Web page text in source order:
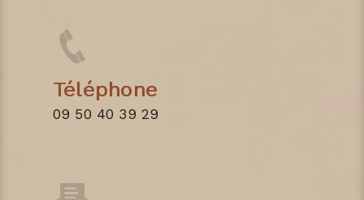
Téléphone
09 50 40 39 29